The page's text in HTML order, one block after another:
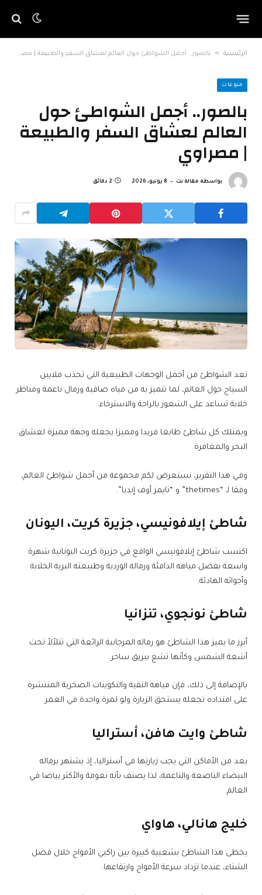
الرئيسية » بالصور.. أجمل الشواطئ حول العالم لعشاق السفر والطبيعة | مصراوي
منوعات
بالصور.. أجمل الشواطئ حول
العالم لعشاق السفر والطبيعة
| مصراوي
بواسطة مقالة نت 8 يونيو، 2026 2 دقائق
تعد الشواطئ من أجمل الوجهات الطبيعية التي تجذب ملايين
السياح حول العالم، لما تتميز به من مياه صافية ورمال ناعمة ومناظر
خلابة تساعد على الشعور بالراحة والاسترخاء.
ويمتلك كل شاطئ طابعا فريدا ومميزا يجعله وجهة مميزة لعشاق
البحر والمغامرة.
وفي هذا التقرير، نستعرض لكم مجموعة من أجمل شواطئ العالم،
وفقا لـ “thetimes” و “تايمز أوف إنديا”.
شاطئ إيلافونيسي، جزيرة كريت، اليونان
اكتسب شاطئ إيلافونيسي الواقع في جزيرة كريت اليونانية شهرة
واسعة بفضل مياهه الدافئة ورماله الوردية وطبيعته البرية الخلابة
وأجوائه الهادئة.
شاطئ نونجوي، تنزانيا
أبرز ما يميز هذا الشاطئ هو رماله المرجانية الرائعة التي تتلألأ تحت
أشعة الشمس وكأنها تشع ببريق ساحر.
بالإضافة إلى ذلك، فإن مياهه النقية والتكوينات الصخرية المنتشرة
على امتداده تجعله يستحق الزيارة ولو لمرة واحدة في العمر.
شاطئ وايت هافن، أستراليا
يعد من الأماكن التي يجب زيارتها في أستراليا، إذ يشتهر برماله
البيضاء الناصعة والناعمة، لذا يصنف بأنه نعومة والأكثر بياضا في
العالم.
خليج هانالي، هاواي
يحظى هذا الشاطئ بشعبية كبيرة بين راكبي الأمواج خلال فصل
الشتاء، عندما تزداد سرعة الأمواج وارتفاعها.